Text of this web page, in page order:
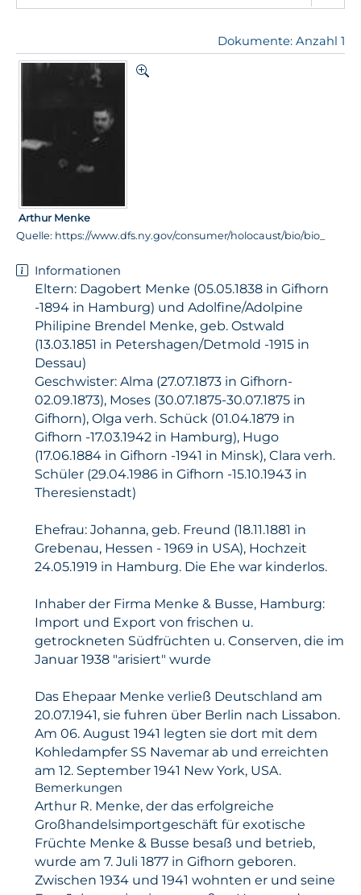
Dokumente: Anzahl 1
Arthur Menke
Quelle: https://www.dfs.ny.gov/consumer/holocaust/bio/bio_
Informationen
Eltern: Dagobert Menke (05.05.1838 in Gifhorn
-1894 in Hamburg) und Adolfine/Adolpine
Philipine Brendel Menke, geb. Ostwald
(13.03.1851 in Petershagen/Detmold -1915 in
Dessau)
Geschwister: Alma (27.07.1873 in Gifhorn-
02.09.1873), Moses (30.07.1875-30.07.1875 in
Gifhorn), Olga verh. Schück (01.04.1879 in
Gifhorn -17.03.1942 in Hamburg), Hugo
(17.06.1884 in Gifhorn -1941 in Minsk), Clara verh.
Schüler (29.04.1986 in Gifhorn -15.10.1943 in
Theresienstadt)
Ehefrau: Johanna, geb. Freund (18.11.1881 in
Grebenau, Hessen - 1969 in USA), Hochzeit
24.05.1919 in Hamburg. Die Ehe war kinderlos.
Inhaber der Firma Menke & Busse, Hamburg:
Import und Export von frischen u.
getrockneten Südfrüchten u. Conserven, die im
Januar 1938 "arisiert" wurde
Das Ehepaar Menke verließ Deutschland am
20.07.1941, sie fuhren über Berlin nach Lissabon.
Am 06. August 1941 legten sie dort mit dem
Kohledampfer SS Navemar ab und erreichten
am 12. September 1941 New York, USA.
Bemerkungen
Arthur R. Menke, der das erfolgreiche
Großhandelsimportgeschäft für exotische
Früchte Menke & Busse besaß und betrieb,
wurde am 7. Juli 1877 in Gifhorn geboren.
Zwischen 1934 und 1941 wohnten er und seine